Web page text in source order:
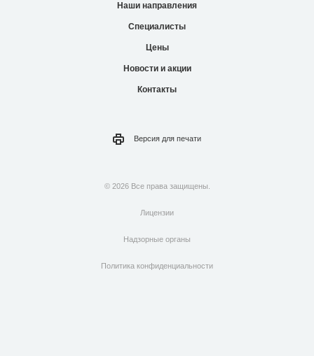
Наши направления
Специалисты
Цены
Новости и акции
Контакты
Версия для печати
© 2026 Все права защищены.
Лицензии
Надзорные органы
Политика конфиденциальности